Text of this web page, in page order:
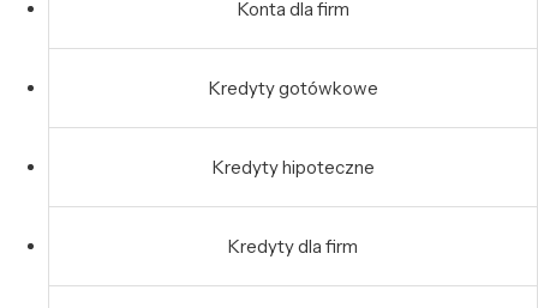
Konta dla firm
Kredyty gotówkowe
Kredyty hipoteczne
Kredyty dla firm